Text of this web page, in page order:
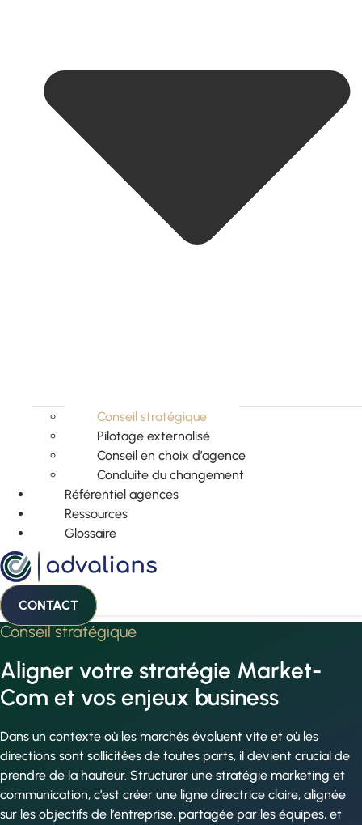
Conseil stratégique
Pilotage externalisé
Conseil en choix d’agence
Conduite du changement
Référentiel agences
Ressources
Glossaire
CONTACT
Conseil stratégique
Aligner votre stratégie Market-
Com et vos enjeux business
Dans un contexte où les marchés évoluent vite et où les
directions sont sollicitées de toutes parts, il devient crucial de
prendre de la hauteur. Structurer une stratégie marketing et
communication, c’est créer une ligne directrice claire, alignée
sur les objectifs de l’entreprise, partagée par les équipes, et